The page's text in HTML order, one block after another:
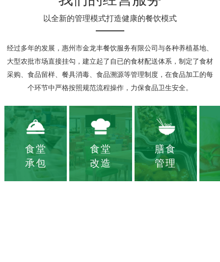
以全新的管理模式打造健康的餐饮模式
经过多年的发展，惠州市金龙丰餐饮服务有限公司与各种养植基地、
大型农批市场直接挂勾，建立起了自已的食材配送体系，制定了食材
采购、食品留样、餐具消毒、食品溯源等管理制度，在食品加工的每
个环节中严格按照规范流程操作，力保食品卫生安全。
食堂
承包
食堂
改造
膳食
管理